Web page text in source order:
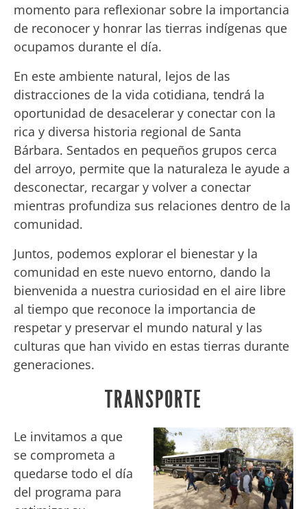
momento para reflexionar sobre la importancia
de reconocer y honrar las tierras indígenas que
ocupamos durante el día.
En este ambiente natural, lejos de las
distracciones de la vida cotidiana, tendrá la
oportunidad de desacelerar y conectar con la
rica y diversa historia regional de Santa
Bárbara. Sentados en pequeños grupos cerca
del arroyo, permite que la naturaleza le ayude a
desconectar, recargar y volver a conectar
mientras profundiza sus relaciones dentro de la
comunidad.
Juntos, podemos explorar el bienestar y la
comunidad en este nuevo entorno, dando la
bienvenida a nuestra curiosidad en el aire libre
al tiempo que reconoce la importancia de
respetar y preservar el mundo natural y las
culturas que han vivido en estas tierras durante
generaciones.
TRANSPORTE
Le invitamos a que
se comprometa a
quedarse todo el día
del programa para